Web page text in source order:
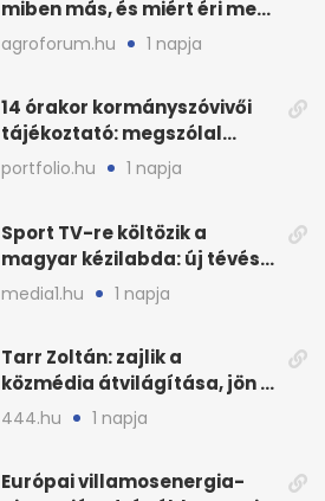
miben más, és miért éri meg
feldolgozni?
agroforum.hu 1 napja
14 órakor kormányszóvivői
tájékoztató: megszólal
Magyar Péter is
portfolio.hu 1 napja
Sport TV-re költözik a
magyar kézilabda: új tévés
megállapodás
media1.hu 1 napja
Tarr Zoltán: zajlik a
közmédia átvilágítása, jön a
nyilvános véleményezés
444.hu 1 napja
Európai villamosenergia-